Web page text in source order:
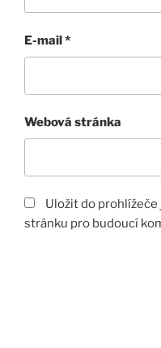
E-mail*
Webová stránka
Uložit do
stránku pro budoucí